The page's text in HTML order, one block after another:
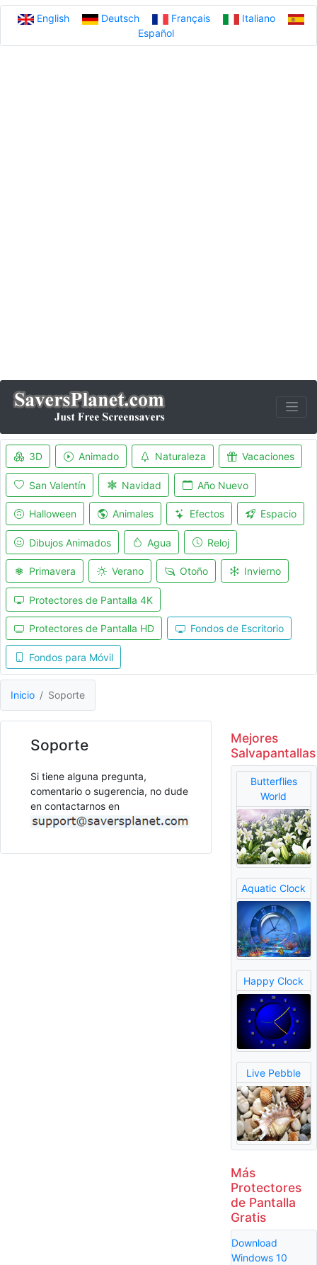
English Deutsch Français
Italiano
Español
3D Animado Naturaleza Vacaciones
San Valentín Navidad Año Nuevo
Halloween Animales Efectos Espacio
Dibujos Animados Agua Reloj
Primavera Verano Otoño Invierno
Protectores de Pantalla 4K
Protectores de Pantalla HD Fondos de Escritorio
Fondos para Móvil
Inicio Soporte
Soporte
Si tiene alguna pregunta,
comentario o sugerencia, no dude
en contactarnos en
Mejores
Salvapantallas
Butterflies
World
Aquatic Clock
Happy Clock
Live Pebble
Más
Protectores
de Pantalla
Gratis
Download
Windows 10